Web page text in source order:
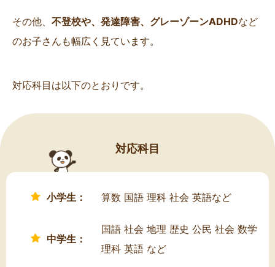
その他、 不登校や、発達障害、グレーゾーンADHDなど
のお子さんも幅広く見ています。
対応科目は以下のとおりです。
対応科目
小学生： 算数 国語 理科 社会 英語など
中学生：
国語 社会 地理 歴史 公民 社会 数学
理科 英語 など